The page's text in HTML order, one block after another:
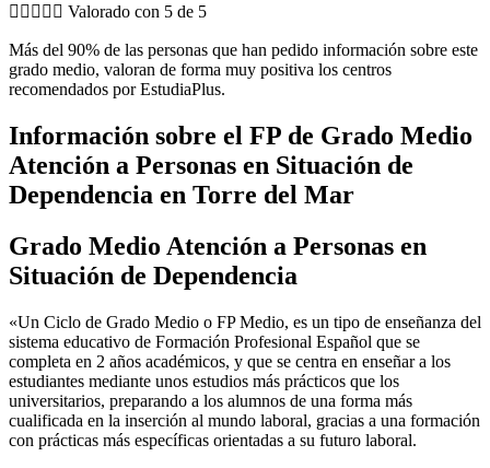
     Valorado con 5 de 5
Más del 90% de las personas que han pedido información sobre este
grado medio, valoran de forma muy positiva los centros
recomendados por EstudiaPlus.
Información sobre el FP de Grado Medio
Atención a Personas en Situación de
Dependencia en Torre del Mar
Grado Medio Atención a Personas en
Situación de Dependencia
«Un Ciclo de Grado Medio o FP Medio, es un tipo de enseñanza del
sistema educativo de Formación Profesional Español que se
completa en 2 años académicos, y que se centra en enseñar a los
estudiantes mediante unos estudios más prácticos que los
universitarios, preparando a los alumnos de una forma más
cualificada en la inserción al mundo laboral, gracias a una formación
con prácticas más específicas orientadas a su futuro laboral.